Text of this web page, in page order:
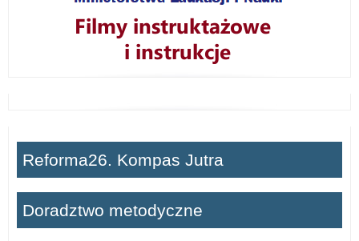
Reforma26. Kompas Jutra
Doradztwo metodyczne